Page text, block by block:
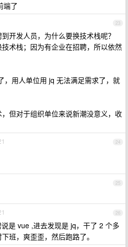
端了
23
开发人员，为什么要换技术栈呢？
术栈；因为有企业在招聘，所以依然
，用人单位用 jq 无法满足需求了，就
但对于组织单位来说新潮没意义，收
24
25
26
是 vue ,进去发现是 jq，干了 2 个多
班，爽歪歪，然后跑路了。